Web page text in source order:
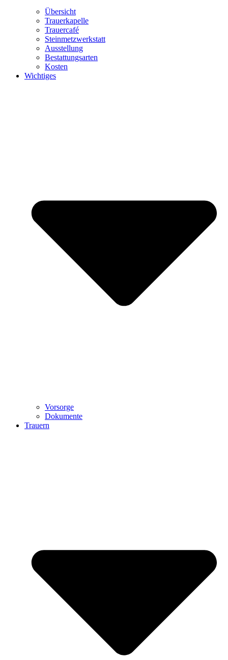
Übersicht
Trauerkapelle
Trauercafé
Steinmetzwerkstatt
Ausstellung
Bestattungsarten
Kosten
Wichtiges
Vorsorge
Dokumente
Trauern